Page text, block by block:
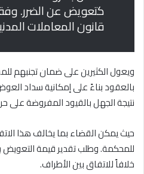
قانون المعاملات
ويعول الكثيرين على ضمان تجنبهم
بالعقود بناءً على إمكانية سداد
نتيجة الجهل بالقيود المفروضة على
حيث يمكن القضاء بما يخالف هذا
للمحكمة. وطلب تقدير قيمة التعويض
خلافاً للاتفاق بين الأطراف.